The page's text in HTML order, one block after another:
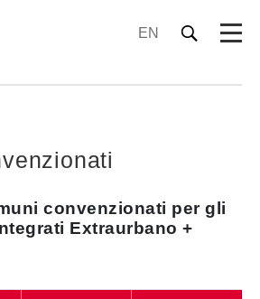
EN
convenzionati per gli
Extraurbano +